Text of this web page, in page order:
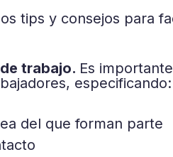
tips y consejos para
trabajo. Es
especificando:
del que forman parte